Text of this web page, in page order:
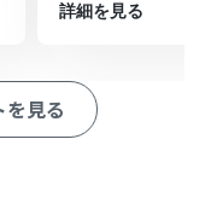
なるアクション、「オ
ムのタイトルや質問内
詳細を見る
を見る